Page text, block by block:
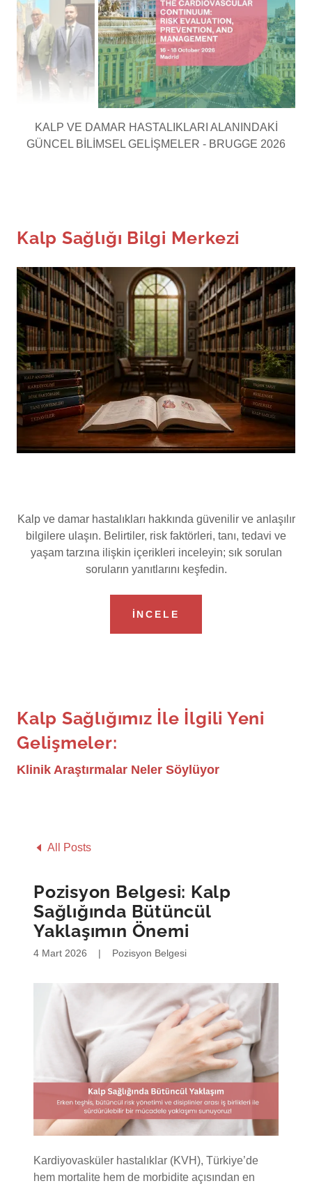
KARDİYOVASKÜLER RİSK YÖNETİMİ - MADRİD 2026
bilgilere ulaşın. Belirtiler, risk faktörleri, tanı, tedavi ve
yaşam tarzına ilişkin içerikleri inceleyin; sık sorulan
soruların yanıtlarını keşfedin.
İNCELE
Gelişmeler:
Klinik Araştırmalar Neler Söylüyor
Sağlığında Bütüncül
Yaklaşımın Önemi
4 Mart 2026 Pozisyon Belgesi
hem mortalite hem de morbidite açısından en
önemli halk sağlığı sorunlarının başında